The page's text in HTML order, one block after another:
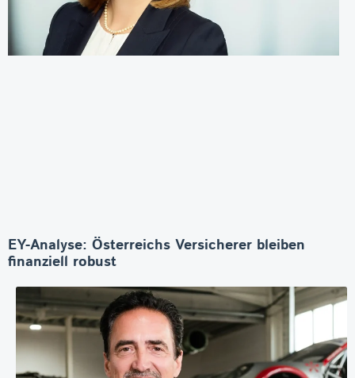
EY-Analyse: Österreichs Versicherer bleiben
finanziell robust